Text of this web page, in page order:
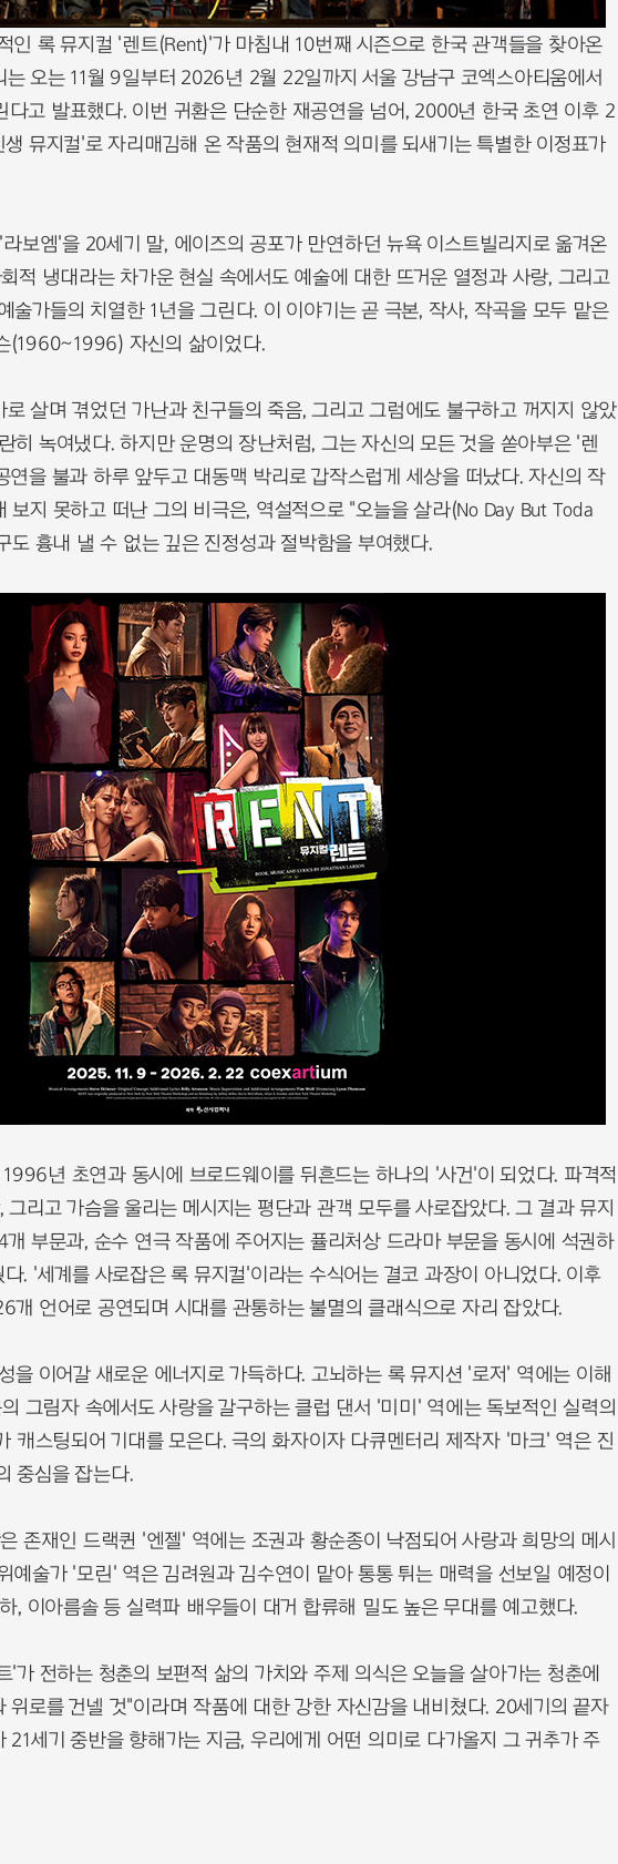
인 록 뮤지컬 '렌트(Rent)'가 마침내 10번째 시즌으로 한국 관객들을 찾아온
는 오는 11월 9일부터 2026년 2월 22일까지 서울 강남구 코엑스아티움에서
다고 발표했다. 이번 귀환은 단순한 재공연을 넘어, 2000년 한국 초연 이후 2
뮤지컬'로 자리매김해 온 작품의 현재적 의미를 되새기는 특별한 이정표가
보엠'을 20세기 말, 에이즈의 공포가 만연하던 뉴욕 이스트빌리지로 옮겨온
적 냉대라는 차가운 현실 속에서도 예술에 대한 뜨거운 열정과 사랑, 그리고
술가들의 치열한 1년을 그린다. 이 이야기는 곧 극본, 작사, 작곡을 모두 맡은
(1960~1996) 자신의 삶이었다.
로 살며 겪었던 가난과 친구들의 죽음, 그리고 그럼에도 불구하고 꺼지지 않았
히 녹여냈다. 하지만 운명의 장난처럼, 그는 자신의 모든 것을 쏟아부은 '렌
연을 불과 하루 앞두고 대동맥 박리로 갑작스럽게 세상을 떠났다. 자신의 작
보지 못하고 떠난 그의 비극은, 역설적으로 "오늘을 살라(No Day But Toda
도 흉내 낼 수 없는 깊은 진정성과 절박함을 부여했다.
년 초연과 동시에 브로드웨이를 뒤흔드는 하나의 '사건'이 되었다. 파격적
리고 가슴을 울리는 메시지는 평단과 관객 모두를 사로잡았다. 그 결과 뮤지
부문과, 순수 연극 작품에 주어지는 퓰리처상 드라마 부문을 동시에 석권하
. '세계를 사로잡은 록 뮤지컬'이라는 수식어는 결코 과장이 아니었다. 이후
개 언어로 공연되며 시대를 관통하는 불멸의 클래식으로 자리 잡았다.
을 이어갈 새로운 에너지로 가득하다. 고뇌하는 록 뮤지션 '로저' 역에는 이해
그림자 속에서도 사랑을 갈구하는 클럽 댄서 '미미' 역에는 독보적인 실력의
캐스팅되어 기대를 모은다. 극의 화자이자 다큐멘터리 제작자 '마크' 역은 진
중심을 잡는다.
존재인 드랙퀸 '엔젤' 역에는 조권과 황순종이 낙점되어 사랑과 희망의 메시
예술가 '모린' 역은 김려원과 김수연이 맡아 통통 튀는 매력을 선보일 예정이
, 이아름솔 등 실력파 배우들이 대거 합류해 밀도 높은 무대를 예고했다.
'가 전하는 청춘의 보편적 삶의 가치와 주제 의식은 오늘을 살아가는 청춘에
위로를 건넬 것"이라며 작품에 대한 강한 자신감을 내비쳤다. 20세기의 끝자
21세기 중반을 향해가는 지금, 우리에게 어떤 의미로 다가올지 그 귀추가 주